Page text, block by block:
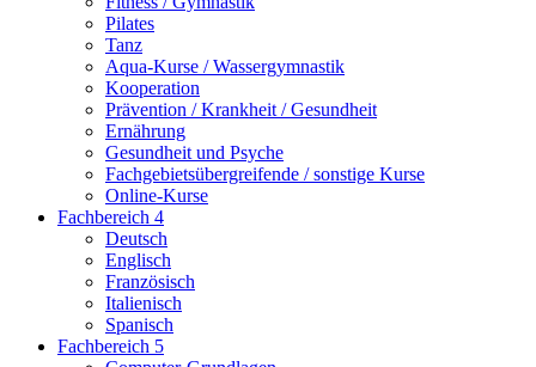
Pilates
Tanz
Aqua-Kurse / Wassergymnastik
Kooperation
Prävention / Krankheit / Gesundheit
Ernährung
Gesundheit und Psyche
Fachgebietsübergreifende / sonstige Kurse
Online-Kurse
Fachbereich 4
Deutsch
Englisch
Französisch
Italienisch
Spanisch
Fachbereich 5